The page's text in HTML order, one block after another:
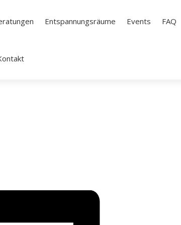
Entspannungsräume Events FAQ